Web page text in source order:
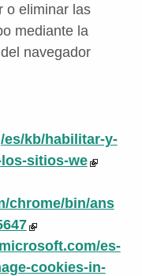
o eliminar las
mediante la
navegador
kb/habilitar-y-
sitios-we
chrome/bin/ans
es-
cookies-in-